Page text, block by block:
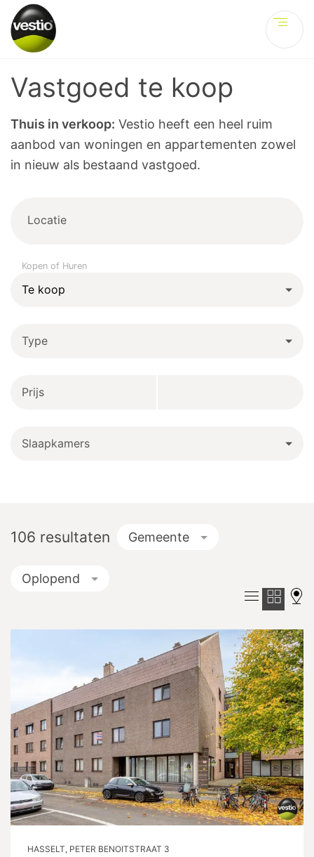
Vastgoed te koop
Thuis in verkoop: Vestio heeft een heel ruim
aanbod van woningen en appartementen zowel
in nieuw als bestaand vastgoed.
Locatie
Kopen of Huren
Type
Prijs
Slaapkamers
106 resultaten Gemeente
Oplopend
HASSELT, PETER BENOITSTRAAT 3